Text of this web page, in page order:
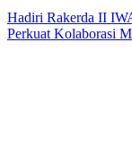
Hadiri Rakerda II
Perkuat Kolaborasi